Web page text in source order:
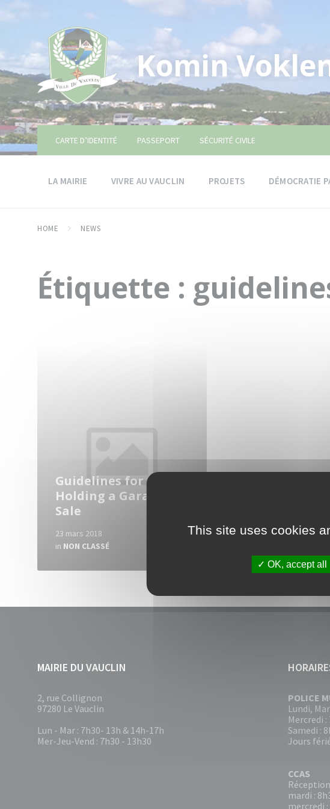
Komin
CARTE D’IDENTITÉ PASSEPORT SÉCURITÉ CIVILE
LA MAIRIE VIVRE AU VAUCLIN PROJETS DÉMOCRATIE
HOME NEWS
Étiquette :
Guidelines for
Holding a Garage
Sale
23 mars 2018
in NON CLASSÉ
MAIRIE DU VAUCLIN
2, rue Collignon
97280 Le Vauclin
Lun - Mar : 7h30- 13h & 14h-17h
Mer-Jeu-Vend : 7h30 - 13h30
POLICE
Lundi,
Mercredi :
Samedi :
Jours
CCAS
mardi :
mercredi
This site uses cookies
OK, accept all